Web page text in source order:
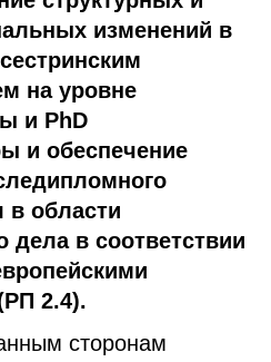
изменений в
на уровне
и PhD
и обеспечение
в области
дела в соответствии
2.4).
сторонам